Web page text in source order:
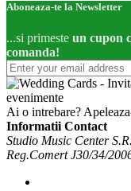
Aboneaza-te la Newsletter
...si primeste un cupon
comanda!
Ai o intrebare?
Informatii Contact
Studio Music Center
Reg.Comert J30/34/